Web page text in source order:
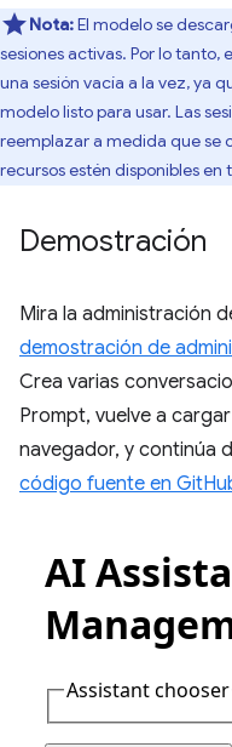
Nota:El modelo se
sesiones activas. Por lo
una sesión vacía a la vez, ya
modelo listo para usar. Las
reemplazar a medida que se
recursos estén disponibles en
Demostración
Mira la administración
demostración de
Crea varias
Prompt, vuelve a
navegador, y continúa
código fuente en